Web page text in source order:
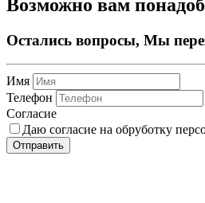
Возможно вам
Остались вопросы, Мы
Имя
Телефон
Согласие
Даю согласие на обруботку
Отправить